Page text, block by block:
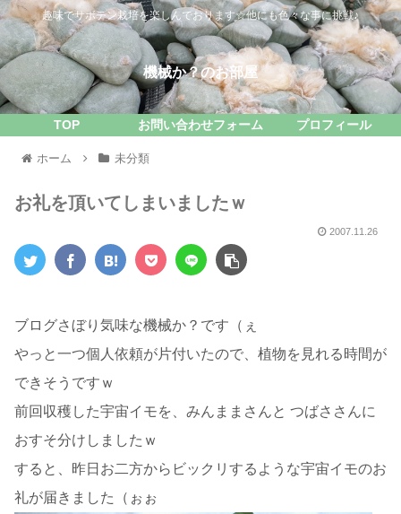
趣味でサボテン栽培を楽しんでおります☆他にも色々な事に挑戦♪
機械か？のお部屋
TOP お問い合わせフォーム プロフィール
ホーム 未分類
お礼を頂いてしまいましたｗ
2007.11.26
ブログさぼり気味な機械か？です（ぇ
やっと一つ個人依頼が片付いたので、植物を見れる時間が
できそうですｗ
前回収穫した宇宙イモを、みんままさんと つばささんに
おすそ分けしましたｗ
すると、昨日お二方からビックリするような宇宙イモのお
礼が届きました（ぉぉ